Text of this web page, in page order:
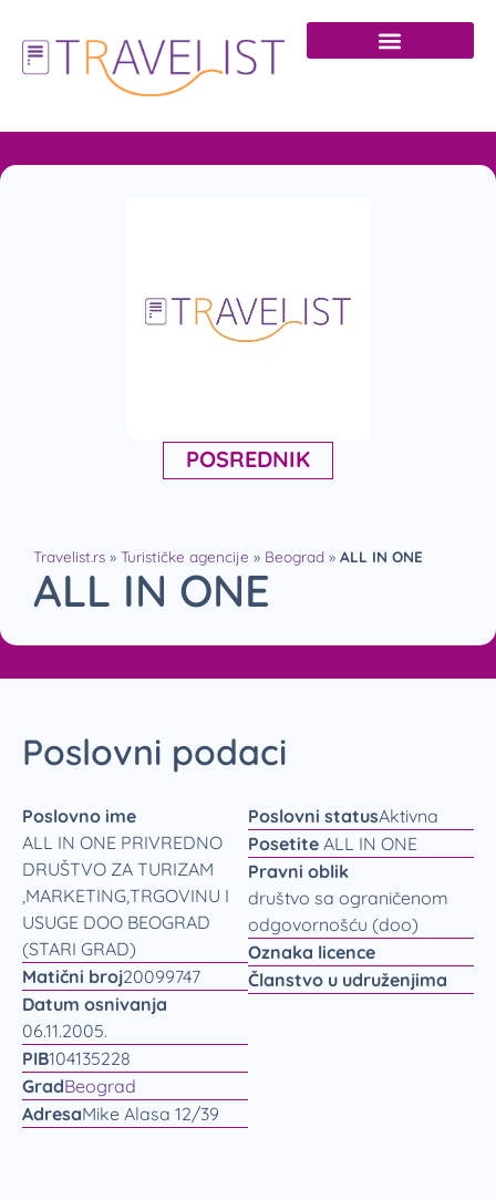
POSREDNIK
Travelist.rs » Turističke agencije » Beograd » ALL IN ONE
ALL IN ONE
Poslovni podaci
Poslovno ime
ALL IN ONE PRIVREDNO
DRUŠTVO ZA TURIZAM
,MARKETING,TRGOVINU I
USUGE DOO BEOGRAD
(STARI GRAD)
Matični broj20099747
Datum osnivanja
06.11.2005.
PIB104135228
GradBeograd
AdresaMike Alasa 12/39
Poslovni statusAktivna
Posetite ALL IN ONE
Pravni oblik
društvo sa ograničenom
odgovornošću (doo)
Oznaka licence
Članstvo u udruženjima